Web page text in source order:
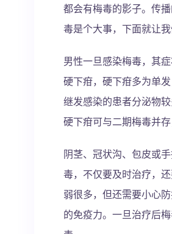
都会有梅毒的影子。传
毒是个大事，下面就让
男性一旦感染梅毒，其
硬下疳，硬下疳多为单
继发感染的患者分泌物
硬下疳可与二期梅毒并
阴茎、冠状沟、包皮或
毒，不仅要及时治疗，
弱很多，但还需要小心
的免疫力。一旦治疗后